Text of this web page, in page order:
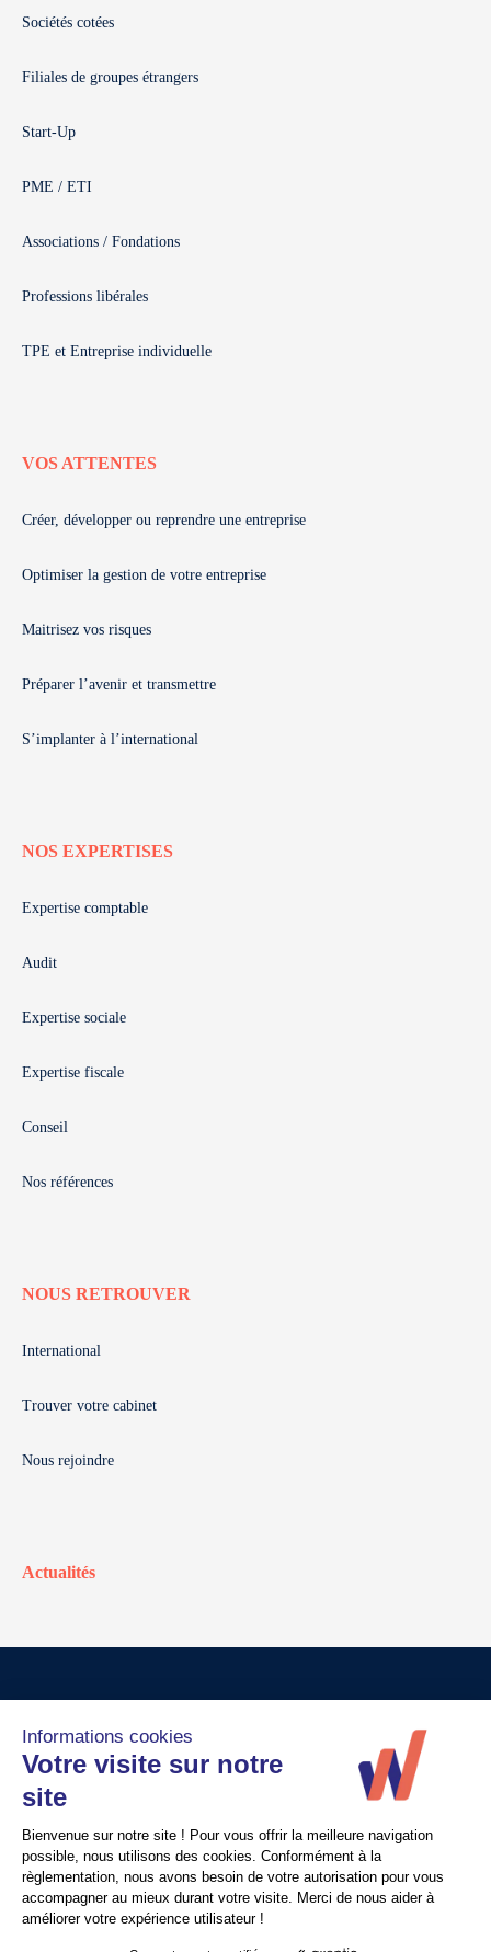
Sociétés cotées
Filiales de groupes étrangers
Start-Up
PME / ETI
Associations / Fondations
Professions libérales
TPE et Entreprise individuelle
VOS ATTENTES
Créer, développer ou reprendre une entreprise
Optimiser la gestion de votre entreprise
Maitrisez vos risques
Préparer l’avenir et transmettre
S’implanter à l’international
NOS EXPERTISES
Expertise comptable
Audit
Expertise sociale
Expertise fiscale
Conseil
Nos références
NOUS RETROUVER
International
Trouver votre cabinet
Nous rejoindre
Actualités
Crédits
Politique de confidentialité
Nous contacter